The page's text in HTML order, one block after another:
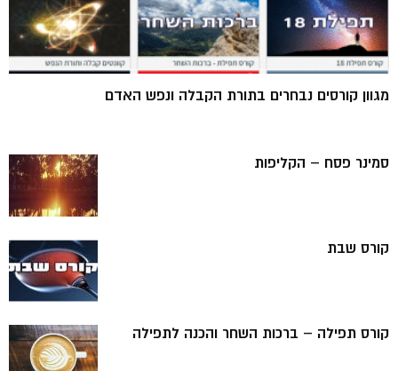
מגוון קורסים נבחרים בתורת הקבלה ונפש האדם
סמינר פסח – הקליפות
קורס שבת
קורס תפילה – ברכות השחר והכנה לתפילה